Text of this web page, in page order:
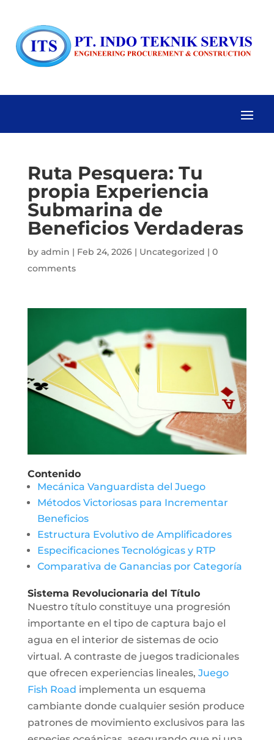
Ruta Pesquera: Tu
propia Experiencia
Submarina de
Beneficios Verdaderas
by admin | Feb 24, 2026| Uncategorized | 0
comments
Contenido
Mecánica Vanguardista del Juego
Métodos Victoriosas para Incrementar
Beneficios
Estructura Evolutivo de Amplificadores
Especificaciones Tecnológicas y RTP
Comparativa de Ganancias por Categoría
Sistema Revolucionaria del Título
Nuestro título constituye una progresión
importante en el tipo de captura bajo el
agua en el interior de sistemas de ocio
virtual. A contraste de juegos tradicionales
que ofrecen experiencias lineales, Juego
Fish Road implementa un esquema
cambiante donde cualquier sesión produce
patrones de movimiento exclusivos para las